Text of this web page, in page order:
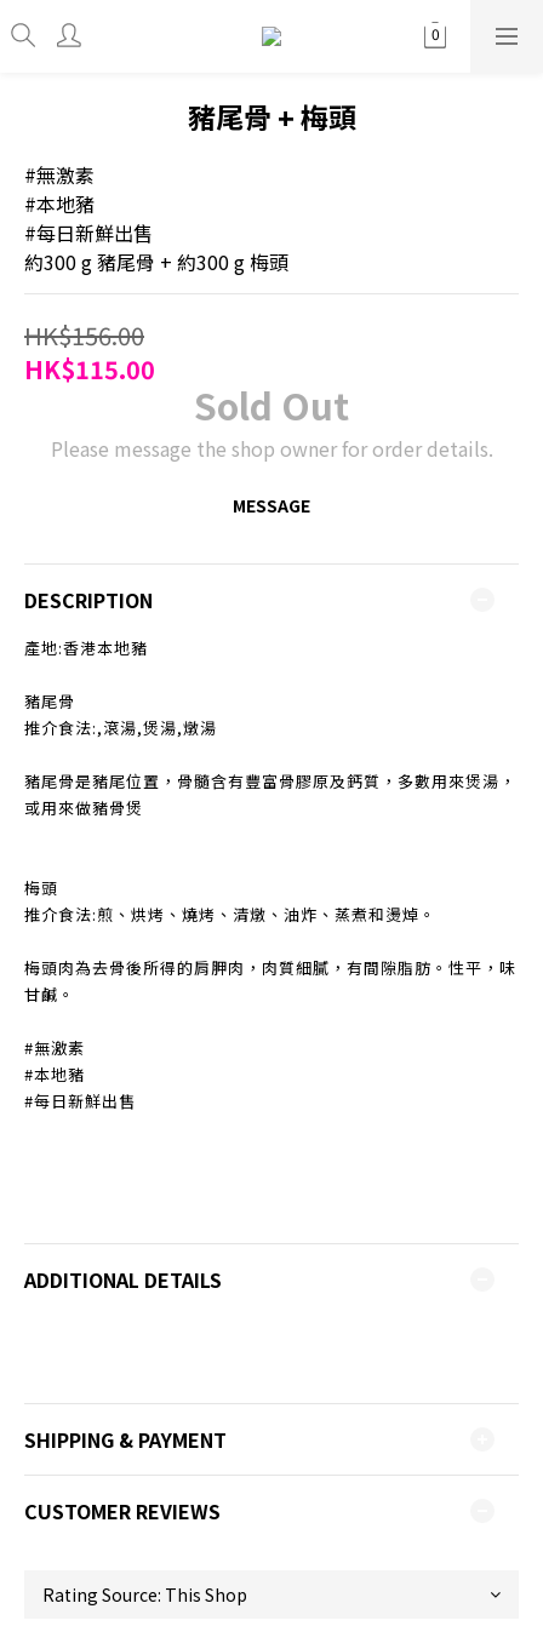
豬尾骨 + 梅頭
#無激素
#本地豬
#每日新鮮出售
約300 g 豬尾骨 + 約300 g 梅頭
HK$156.00
HK$115.00
Sold Out
Please message the shop owner for order details.
MESSAGE
DESCRIPTION
產地:香港本地豬
豬尾骨
推介食法:,滾湯,煲湯,燉湯
豬尾骨是豬尾位置，骨髓含有豐富骨膠原及鈣質，多數用來煲湯，
或用來做豬骨煲
梅頭
推介食法:煎、烘烤、燒烤、清燉、油炸、蒸煮和燙焯。
梅頭肉為去骨後所得的肩胛肉，肉質細膩，有間隙脂肪。性平，味
甘鹹。
#無激素
#本地豬
#每日新鮮出售
ADDITIONAL DETAILS
SHIPPING & PAYMENT
CUSTOMER REVIEWS